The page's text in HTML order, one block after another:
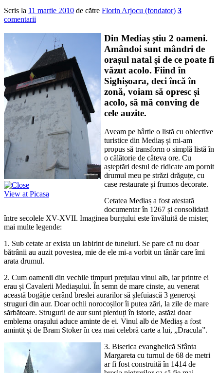
Scris la 11 martie 2010 de către Florin Arjocu (fondator) 3
comentarii
View at Picasa
Din Mediaș știu 2 oameni.
Amândoi sunt mândri de
orașul natal și de ce poate fi
văzut acolo. Fiind în
Sighișoara, deci încă în
zonă, voiam să opresc și
acolo, să mă conving de
cele auzite.
Aveam pe hârtie o listă cu obiective
turistice din Mediaș și mi-am
propus să transform o simplă listă în
o călătorie de câteva ore. Cu
așteptări destul de ridicate am pornit
drumul meu pe străzi drăguțe, cu
case restaurate și frumos decorate.
Cetatea Mediaș a fost atestată
documentar în 1267 și consolidată
între secolele XV-XVII. Imaginea burgului este învăluită de mister,
mai multe legende:
1. Sub cetate ar exista un labirint de tuneluri. Se pare că nu doar
bătrânii au auzit povestea, mie de ele mi-a vorbit un tânăr care îmi
arata drumul.
2. Cum oamenii din vechile timpuri prețuiau vinul alb, iar printre ei
erau și Cavalerii Mediașului. În semn de mare cinste, au venerat
această bogăție cerând breslei aurarilor să șlefuiască 3 generoși
struguri din aur. Doar ochii norocoșilor îi putea zări, la zile de mare
sărbătoare. Strugurii de aur sunt pierduți în istorie, astăzi doar
emblema orașului aduce aminte de ei. Vinul alb de Mediaș a fost
amintit și de Bram Stoker în cea mai celebră carte a lui, „Dracula”.
3. Biserica evanghelică Sfânta
Margareta cu turnul de 68 de metri
ar fi fost construită în 1414 de